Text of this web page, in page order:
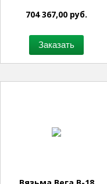
704 367,00 руб.
Заказать